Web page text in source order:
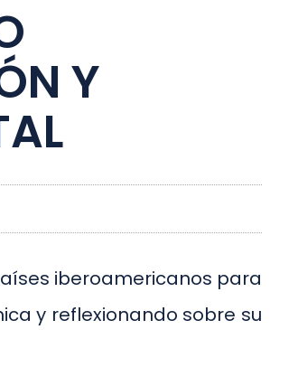
Y
iberoamericanos para
y reflexionando sobre su